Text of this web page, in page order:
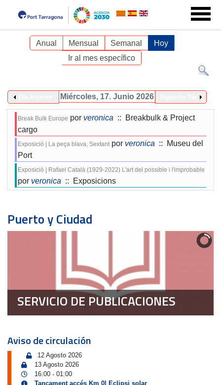
Anual Mensual Semanal
Hoy
Ir al mes específico
Miércoles, 17. Junio 2026
Break Bulk Europe por veronica :: Breakbulk & Project
cargo
Exposició | La peça blava, Sextant por veronica :: Museu del
Port
Exposició | Rafael Català (1929-2022) L'art del possible i l'improbable
por veronica :: Exposicions
Puerto y Ciudad
SERVICIO DE PUBLICACIONES
Aviso de circulación
12 Agosto 2026
13 Agosto 2026
16:00 - 01:00
Tancament accés Km 0| Eclipsi solar